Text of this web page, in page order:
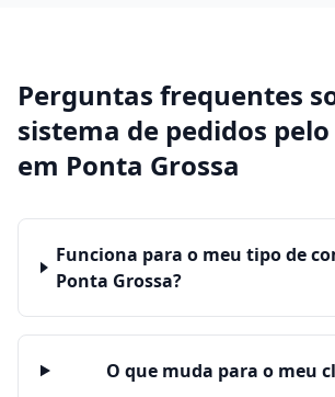
Perguntas frequentes
sistema de pedidos
em Ponta Grossa
Funciona para o meu tipo de
Ponta Grossa?
O que muda para o meu